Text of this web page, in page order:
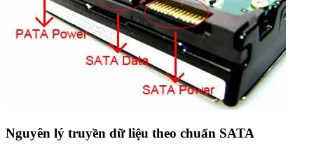
Nguyên lý truyền dữ liệu theo chuẩn SATA